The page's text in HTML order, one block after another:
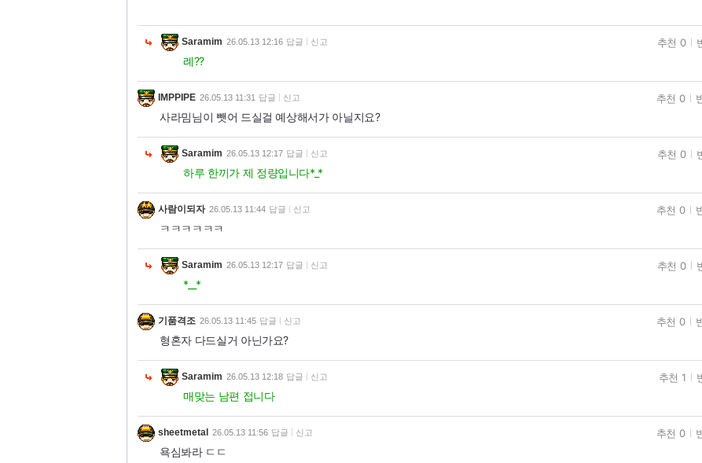
Saramim 26.05.13 12:16 답글 신고
례??
추천 0
IMPPIPE 26.05.13 11:31 답글 신고
사라밈님이 뺏어 드실걸 예상해서가 아닐지요?
추천 0
Saramim 26.05.13 12:17 답글 신고
하루 한끼가 제 정량입니다*_*
추천 0
사람이되자 26.05.13 11:44 답글 신고
ㅋㅋㅋㅋㅋㅋ
추천 0
Saramim 26.05.13 12:17 답글 신고
*__*
추천 0
기품격조 26.05.13 11:45 답글 신고
형혼자 다드실거 아닌가요?
추천 0
Saramim 26.05.13 12:18 답글 신고
매맞는 남편 접니다
추천 1
sheetmetal 26.05.13 11:56 답글 신고
욕심봐라 ㄷㄷ
추천 0